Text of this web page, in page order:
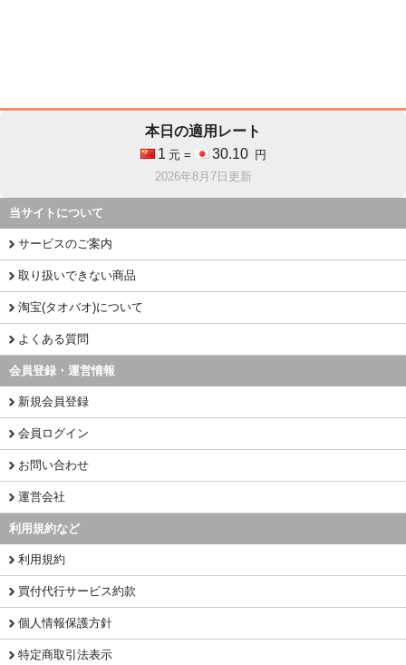
本日の適用レート
1 元 = 30.10
円
2026年8月7日更新
当サイトについて
サービスのご案内
取り扱いできない商品
淘宝(タオバオ)について
よくある質問
会員登録・運営情報
新規会員登録
会員ログイン
お問い合わせ
運営会社
利用規約など
利用規約
買付代行サービス約款
個人情報保護方針
特定商取引法表示